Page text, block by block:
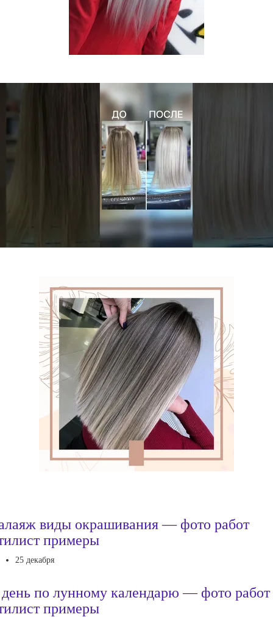
виды окрашивания — фото работ
примеры
25 декабря
по лунному календарю — фото работ
примеры